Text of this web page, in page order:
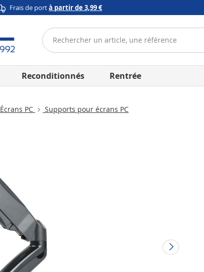
Frais de portà partir de 3,99 €
Reconditionnés Rentrée
Écrans PC Supports pour écrans PC